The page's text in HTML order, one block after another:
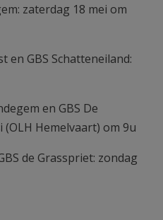
zaterdag 18 mei om
en GBS Schatteneiland:
en GBS De
(OLH Hemelvaart) om 9u
de Grasspriet: zondag